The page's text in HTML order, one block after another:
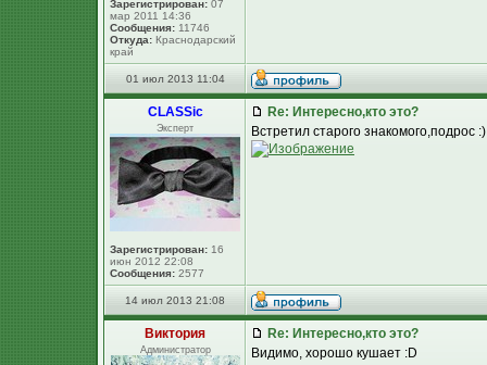
Зарегистрирован: 07
мар 2011 14:36
Сообщения: 11746
Откуда: Краснодарский
край
01 июл 2013 11:04
CLASSic
Эксперт
Зарегистрирован: 16
июн 2012 22:08
Сообщения: 2577
Re: Интересно,кто это?
Встретил старого знакомого,подрос :)
14 июл 2013 21:08
Виктория
Администратор
Re: Интересно,кто это?
Видимо, хорошо кушает :D